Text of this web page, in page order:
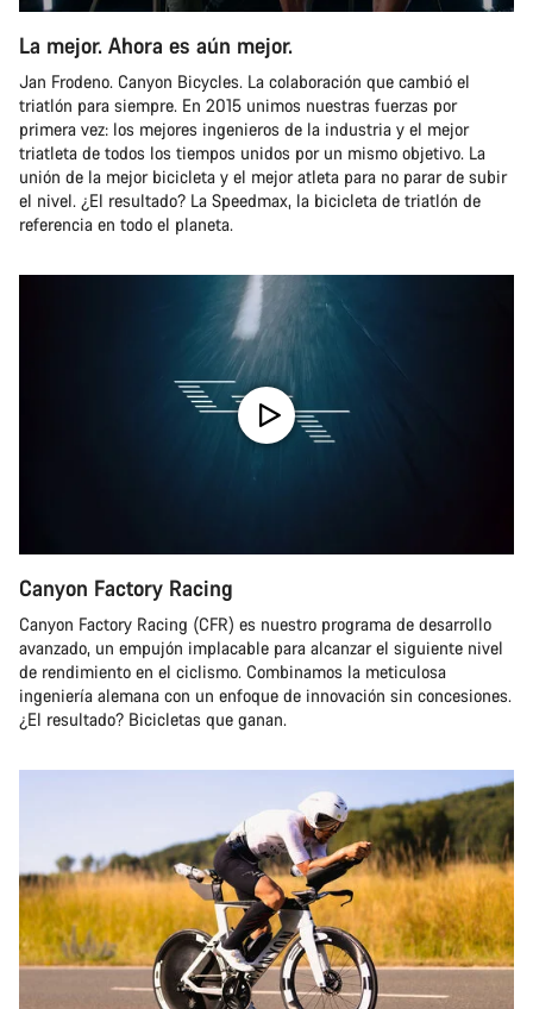
La mejor. Ahora es aún mejor.
Jan Frodeno. Canyon Bicycles. La colaboración que cambió el
triatlón para siempre. En 2015 unimos nuestras fuerzas por
primera vez: los mejores ingenieros de la industria y el mejor
triatleta de todos los tiempos unidos por un mismo objetivo. La
unión de la mejor bicicleta y el mejor atleta para no parar de subir
el nivel. ¿El resultado? La Speedmax, la bicicleta de triatlón de
referencia en todo el planeta.
Canyon Factory Racing
Canyon Factory Racing (CFR) es nuestro programa de desarrollo
avanzado, un empujón implacable para alcanzar el siguiente nivel
de rendimiento en el ciclismo. Combinamos la meticulosa
ingeniería alemana con un enfoque de innovación sin concesiones.
¿El resultado? Bicicletas que ganan.